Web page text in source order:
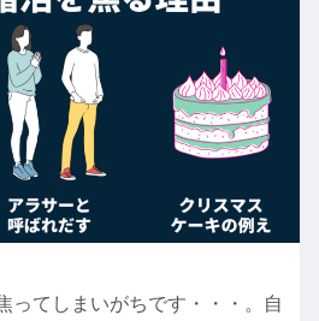
ってしまいがちです・・・。自